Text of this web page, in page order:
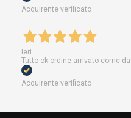
Acquirente verificato
Ieri
Tutto ok ordine arrivato come
Acquirente verificato